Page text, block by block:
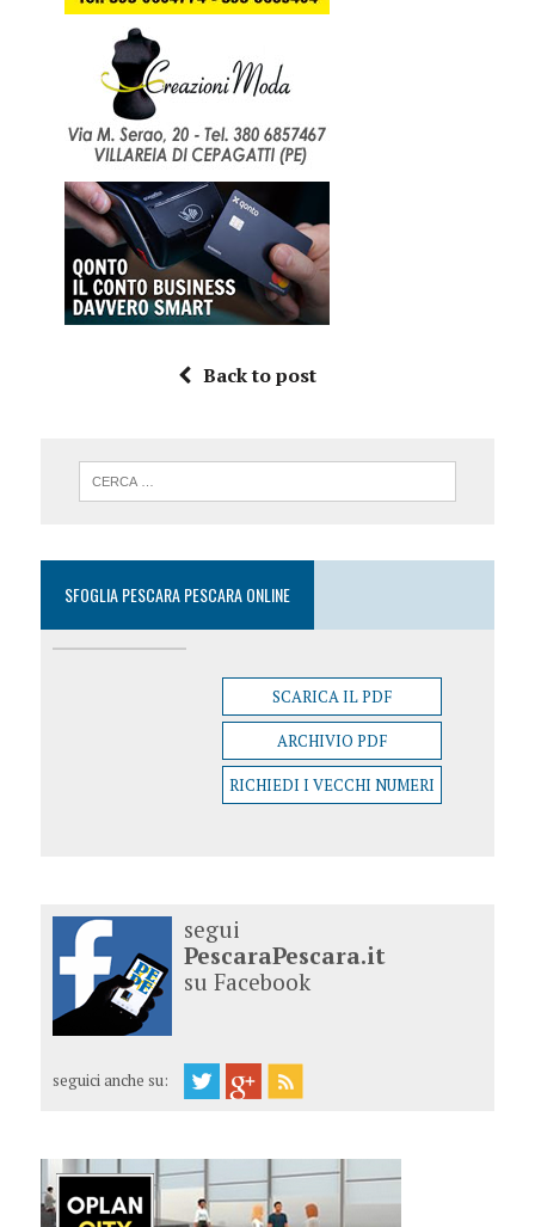
Back to post
SFOGLIA PESCARA PESCARA ONLINE
SCARICA IL PDF
ARCHIVIO PDF
RICHIEDI I VECCHI NUMERI
segui
PescaraPescara.it
su Facebook
seguici anche su: